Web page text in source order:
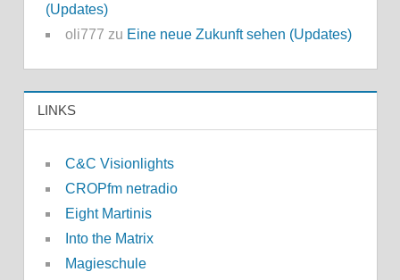
(Updates)
oli777 zu Eine neue Zukunft sehen (Updates)
LINKS
C&C Visionlights
CROPfm netradio
Eight Martinis
Into the Matrix
Magieschule